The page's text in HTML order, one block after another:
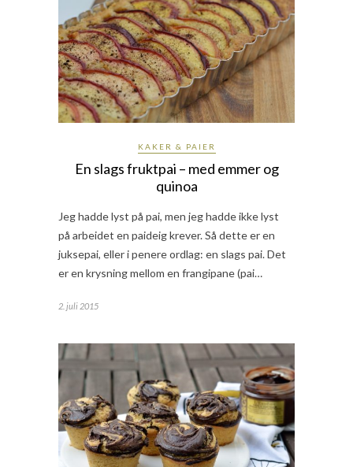
KAKER & PAIER
En slags fruktpai – med emmer og
quinoa
Jeg hadde lyst på pai, men jeg hadde ikke lyst
på arbeidet en paideig krever. Så dette er en
juksepai, eller i penere ordlag: en slags pai. Det
er en krysning mellom en frangipane (pai…
2. juli 2015